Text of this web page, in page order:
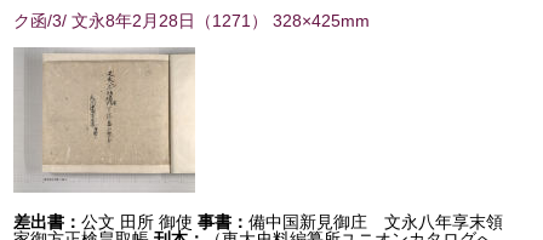
ク函/3/ 文永8年2月28日 （1271 ） 328×425mm
差出書：公文 田所 御使 事書：備中国新見御庄 文永八年享末領